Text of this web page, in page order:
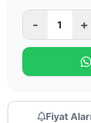
- +
Fiyat